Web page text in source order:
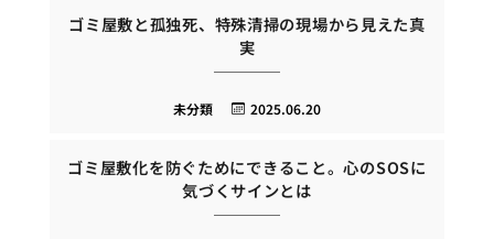
ゴミ屋敷と孤独死、特殊清掃の現場から見えた真
実
2025.06.20
未分類
ゴミ屋敷化を防ぐためにできること。心のSOSに
気づくサインとは